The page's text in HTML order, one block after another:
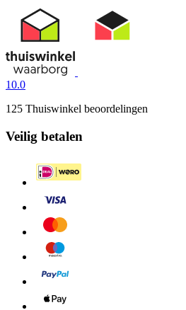
10.0
125 Thuiswinkel beoordelingen
Veilig betalen